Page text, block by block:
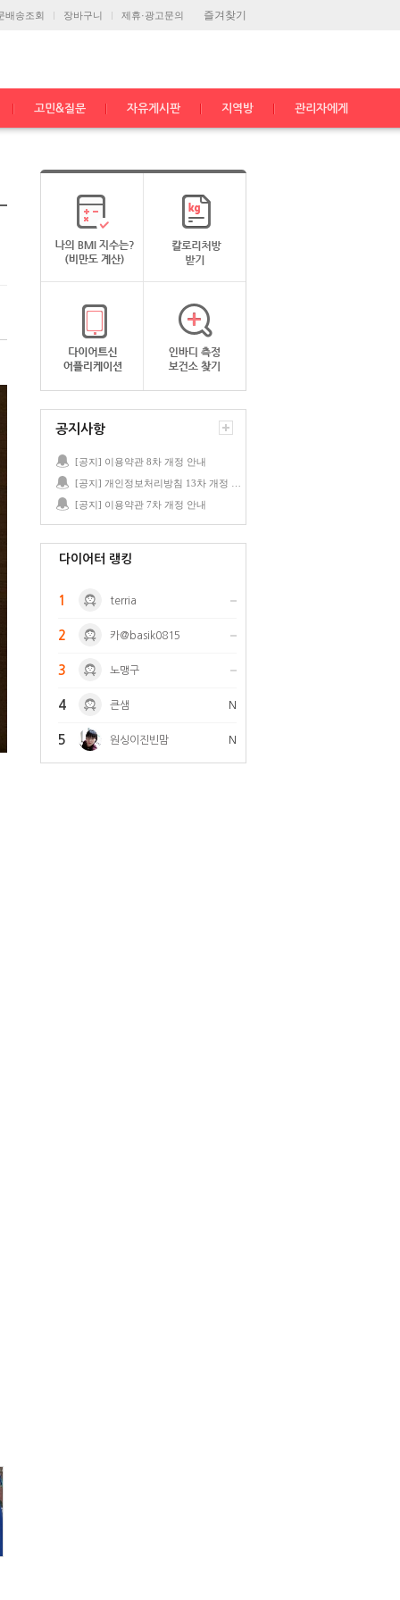
즐겨찾기
배송조회 장바구니 제휴·광고문의
고민&질문 자유게시판 지역방 관리자에게
공지사항
[공지] 이용약관 8차 개정 안내
[공지] 이용약관 7차 개정 안내
다이어터 랭킹
1 terria
2 카@basik0815
3 노맹구
4 큰샘 N
5 원싱이진빈맘 N